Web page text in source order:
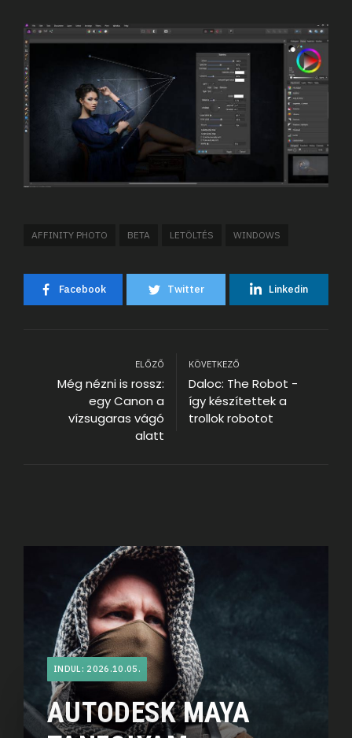
AFFINITY PHOTO BETA LETÖLTÉS WINDOWS
Facebook Twitter Linkedin
ELŐZŐ
Még nézni is rossz:
egy Canon a
vízsugaras vágó
alatt
KÖVETKEZŐ
Daloc: The Robot -
így készítettek a
trollok robotot
INDUL: 2026.10.05.
AUTODESK MAYA